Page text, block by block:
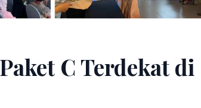
C Terdekat